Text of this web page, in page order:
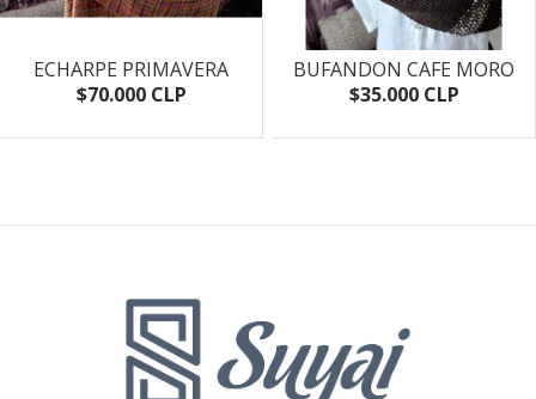
ECHARPE PRIMAVERA
$70.000 CLP
BUFANDON CAFE MORO
$35.000 CLP